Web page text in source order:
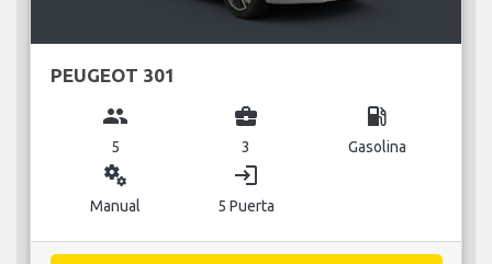
PEUGEOT 301
group
5
business_center
3
local_gas_station
Gasolina
miscellaneous_services
Manual
login
5 Puerta